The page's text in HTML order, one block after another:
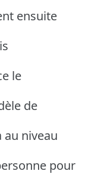
ensuite
le
de
niveau
pour